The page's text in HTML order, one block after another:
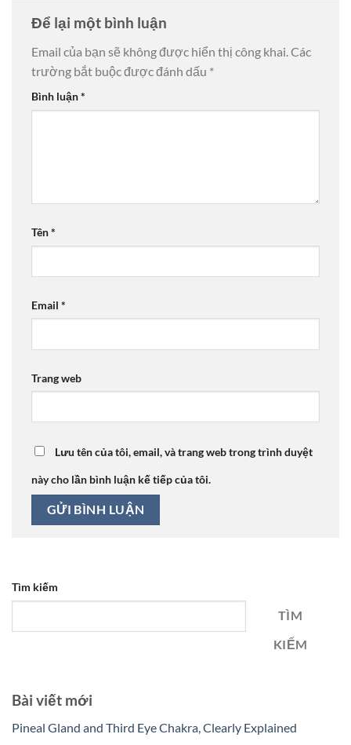
Để lại một bình luận
Email của bạn sẽ không được hiển thị công khai.Các
trường bắt buộc được đánh dấu *
Bình luận*
Tên*
Email *
Trang web
Lưu tên của tôi, email, và trang web trong trình duyệt
này cho lần bình luận kế tiếp của tôi.
Tìm kiếm
TÌM
KIẾM
Bài viết mới
Pineal Gland and Third Eye Chakra, Clearly Explained